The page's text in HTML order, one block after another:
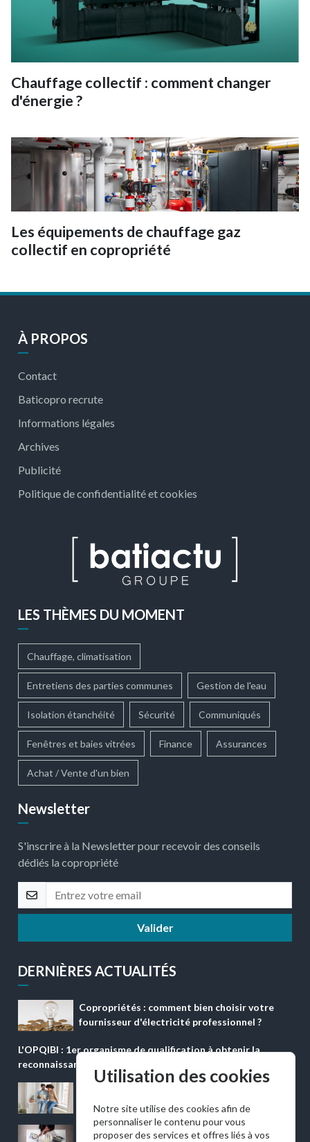
Chauffage collectif : comment changer
d'énergie ?
Les équipements de chauffage gaz
collectif en copropriété
À PROPOS
Contact
Baticopro recrute
Informations légales
Archives
Publicité
Politique de confidentialité et cookies
LES THÈMES DU MOMENT
Chauffage, climatisation
Entretiens des parties communes Gestion de l'eau
Isolation étanchéité Sécurité Communiqués
Fenêtres et baies vitrées Finance Assurances
Achat / Vente d'un bien
Newsletter
S'inscrire à la Newsletter pour recevoir des conseils
dédiés la copropriété
Valider
DERNIÈRES ACTUALITÉS
Copropriétés : comment bien choisir votre
fournisseur d'électricité professionnel ?
L'OPQIBI : 1er organisme de qualification à obtenir la
reconnaissance ''QUALICONFORM''
assurance de prêt immobilier choisir ?
Rénovation énergétique en copropriété :
Utilisation des cookies
Notre site utilise des cookies afin de
personnaliser le contenu pour vous
proposer des services et offres liés à vos